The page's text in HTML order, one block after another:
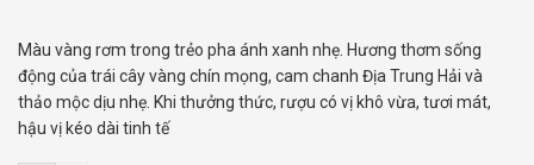
Màu vàng rơm trong trẻo pha ánh xanh nhẹ. Hương thơm sống
động của trái cây vàng chín mọng, cam chanh Địa Trung Hải và
thảo mộc dịu nhẹ. Khi thưởng thức, rượu có vị khô vừa, tươi mát,
hậu vị kéo dài tinh tế